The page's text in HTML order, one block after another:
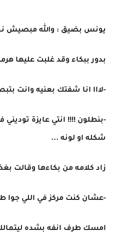
يونس بضيق : والله مبصيش
بدور ببكاء وقد غلبت عليها
-لااا انا شفتك بعنيه وانت
-بنطلون !!!! انتي عايزة
شكله او لونه ...
زاد كلامه من بكاءها وقالت
-عشان كنت مركز في اللي جوا
امسك طرف انفه بشده